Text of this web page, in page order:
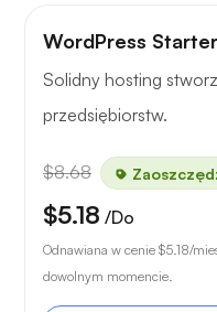
WordPress Starter
Solidny hosting
przedsiębiorstw.
$8.68
$5.18 /Do
Odnawiana w cenie $5.18/
dowolnym momencie.